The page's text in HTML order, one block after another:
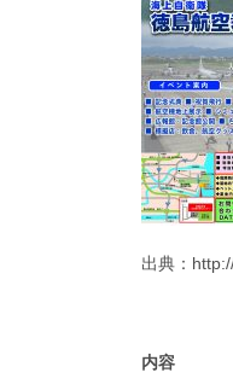
出典：
内容